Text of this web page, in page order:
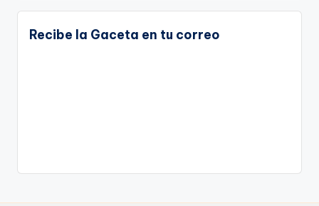
Recibe la Gaceta en tu correo